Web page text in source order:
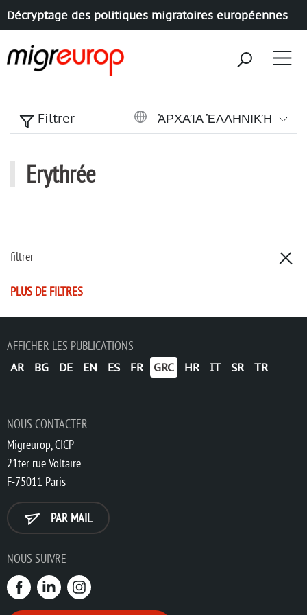
Décryptage des politiques migratoires européennes
filtrer
PLUS DE FILTRES
Filtrer ἈΡΧΑΊΑ ἙΛΛΗΝΙΚΉ
Erythrée
AFFICHER LES PUBLICATIONS
AR BG DE EN ES FR GRC HR IT SR TR
NOUS CONTACTER
Migreurop, CICP
21ter rue Voltaire
F-75011 Paris
PAR MAIL
NOUS SUIVRE